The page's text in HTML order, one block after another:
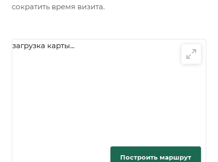
сократить время визита.
загрузка карты...
Построить маршрут